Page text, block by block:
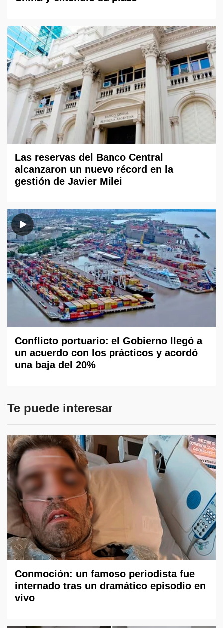
Las reservas del Banco Central
alcanzaron un nuevo récord en la
gestión de Javier Milei
Conflicto portuario: el Gobierno llegó a
un acuerdo con los prácticos y acordó
una baja del 20%
Te puede interesar
Conmoción: un famoso periodista fue
internado tras un dramático episodio en
vivo